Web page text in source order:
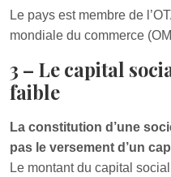
Le pays est membre de
mondiale du commerce
3 – Le capital
faible
La constitution d’une
pas le versement d’un
Le montant du capital